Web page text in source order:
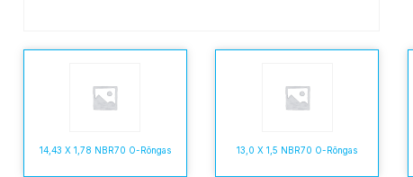
14,43 X 1,78 NBR70 O-Rõngas 13,0 X 1,5 NBR70 O-Rõngas